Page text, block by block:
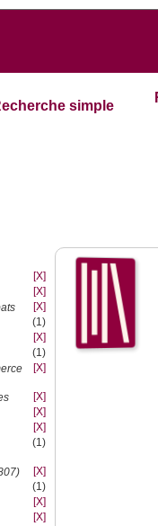
simple
[X]
[X]
[X]
(1)
[X]
(1)
[X]
[X]
[X]
[X]
(1)
[X]
(1)
[X]
[X]